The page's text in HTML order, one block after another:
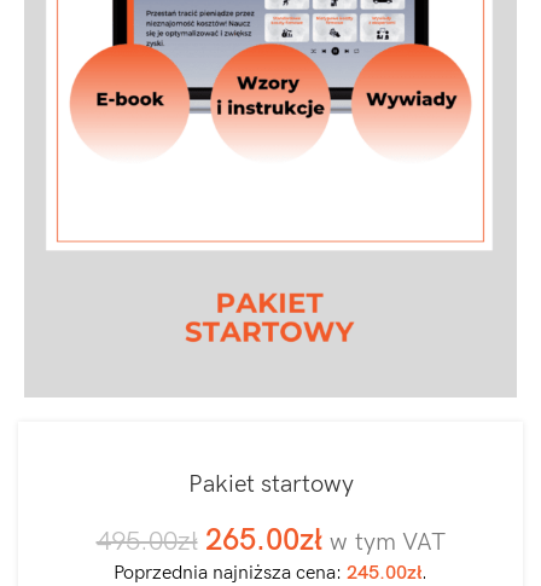
Pakiet startowy
495.00zł 265.00zł w tym VAT
Poprzednia najniższa cena: 245.00zł.